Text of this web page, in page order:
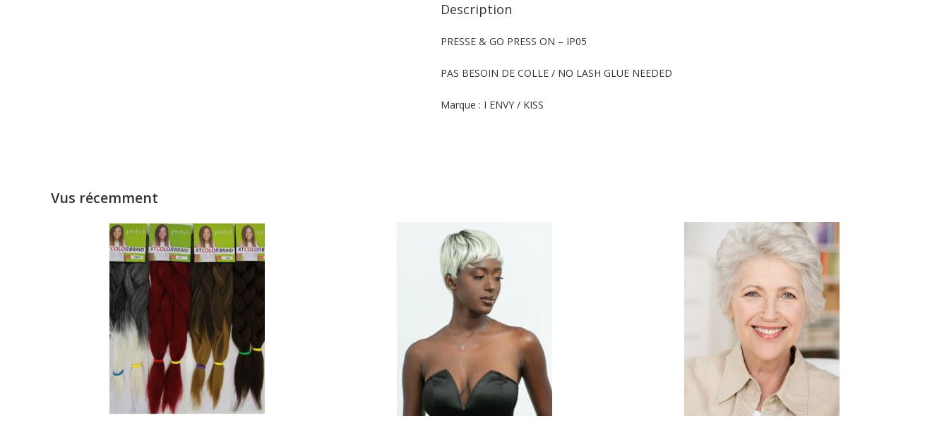
Description
PRESSE & GO PRESS ON – IP05
PAS BESOIN DE COLLE / NO LASH GLUE NEEDED
Marque : I ENVY / KISS
Vus récemment